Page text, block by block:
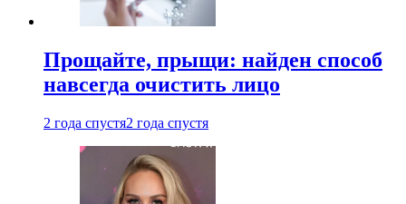
Прощайте, прыщи: найден способ
навсегда очистить лицо
2 года спустя2 года спустя